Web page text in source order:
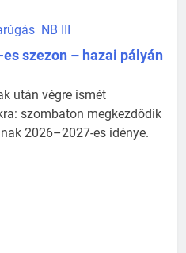
NB III
szezon – hazai pályán
után végre ismét
szombaton megkezdődik
2026–2027-es idénye.